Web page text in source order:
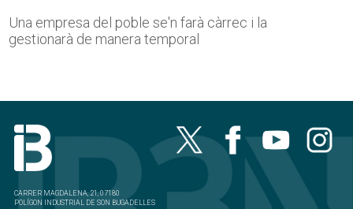
Una empresa del poble se'n farà càrrec i la
gestionarà de manera temporal
CARRER MAGDALENA, 21, 07180
POLÍGON INDUSTRIAL DE SON BUGADELLES